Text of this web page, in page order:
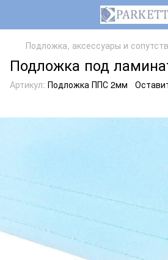
Подложка, аксессуары и
Подложка под
Артикул: Подложка ППС 2мм